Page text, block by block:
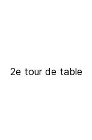
2e tour de table